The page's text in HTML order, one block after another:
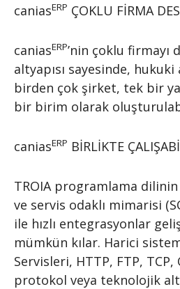
caniasERP ÇOKLU FİRMA
caniasERP’nin çoklu firmayı
altyapısı sayesinde, hukuki
birden çok şirket, tek bir
bir birim olarak
caniasERP BİRLİKTE
TROIA programlama
ve servis odaklı mimarisi
ile hızlı entegrasyonlar
mümkün kılar. Harici
Servisleri, HTTP, FTP,
protokol veya teknolojik